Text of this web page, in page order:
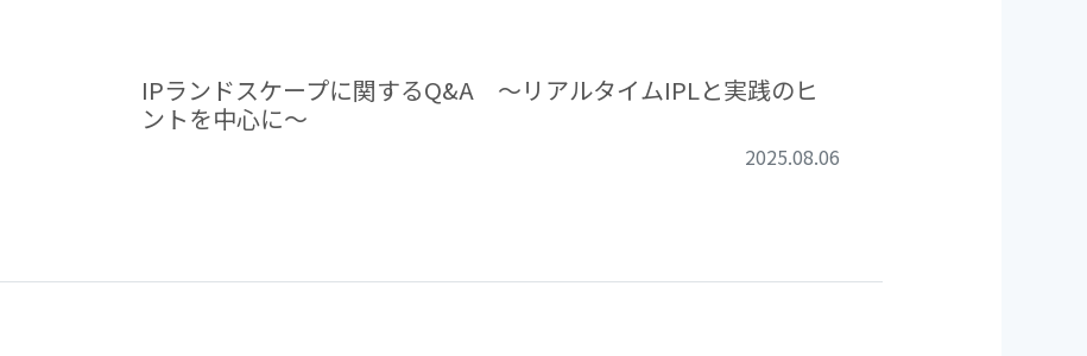
IPランドスケープに関するQ&A ～リアルタイムIPLと実践のヒ
ントを中心に～
2025.08.06